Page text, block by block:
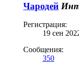
Чародей
Регистрация:
19 сен
Сообщения:
350